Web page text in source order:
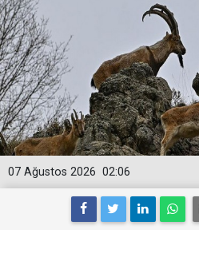
02:06
07 Ağustos 2026